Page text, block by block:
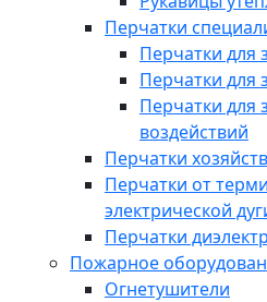
Перчатки
Перчатки для
Перчатки для
Перчатки для
воздействий
Перчатки
Перчатки от
электрической
Перчатки
Пожарное
Огнетушители